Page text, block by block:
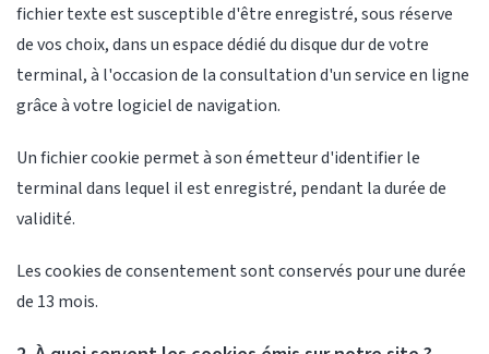
fichier texte est susceptible d'être enregistré, sous réserve
de vos choix, dans un espace dédié du disque dur de votre
terminal, à l'occasion de la consultation d'un service en ligne
grâce à votre logiciel de navigation.
Un fichier cookie permet à son émetteur d'identifier le
terminal dans lequel il est enregistré, pendant la durée de
validité.
Les cookies de consentement sont conservés pour une durée
de 13 mois.